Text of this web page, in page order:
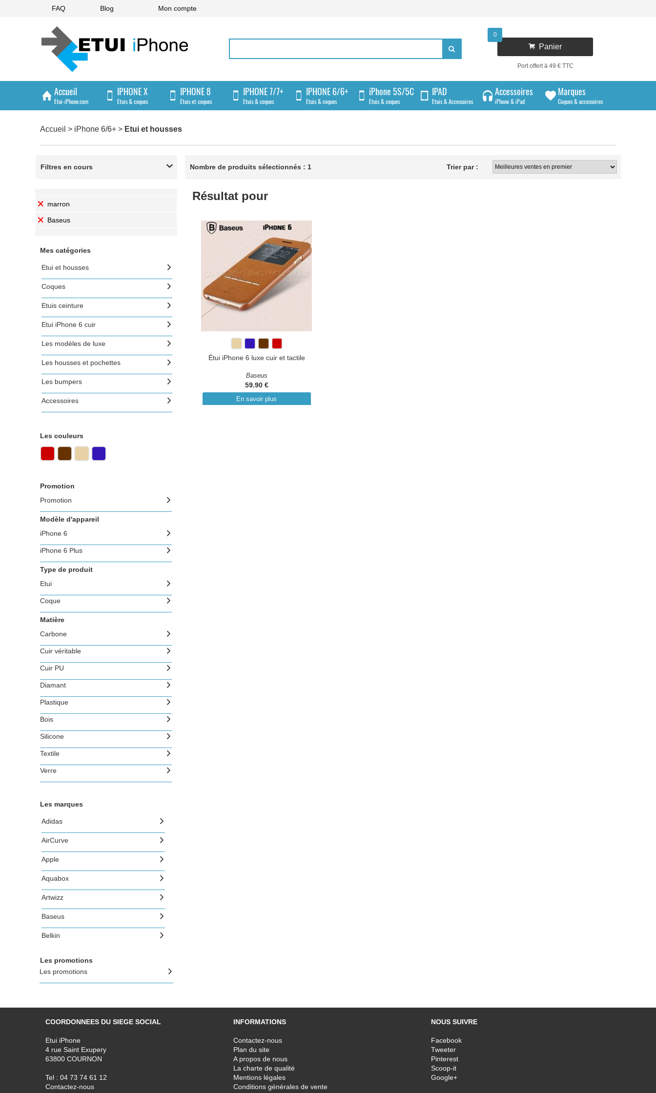
FAQ Blog Mon compte

0
Panier
Port offert à 49 € TTC
Accueil
Etui-iPhone.com
IPHONE X
Etuis & coques
IPHONE 8
Etuis et coques
IPHONE 7/7+
Etuis & coques
IPHONE 6/6+
Etuis & coques
iPhone 5S/5C
Etuis & coques
IPAD
Etuis & Accessoires
Accessoires
iPhone & iPad
Marques
Coques & accessoires
Etuis et coques
Accueil > iPhone 6/6+ > Etui et housses
Filtres en cours 
marron
Baseus
Mes catégories
Etui et housses
Coques
Etuis ceinture
Etui iPhone 6 cuir
Les modèles de luxe
Les housses et pochettes
Les bumpers
Accessoires
Les couleurs
Promotion
Promotion
Modèle d'appareil
iPhone 6
iPhone 6 Plus
Type de produit
Etui
Coque
Matière
Carbone
Cuir véritable
Cuir PU
Diamant
Plastique
Bois
Silicone
Textile
Verre
Les marques
Adidas
AirCurve
Apple
Aquabox
Artwizz
Baseus
Belkin
Blueway
Chantal Thomass
Coca Cola
Les promotions
Les promotions
Nombre de produits sélectionnés : 1 Trier par :
Résultat pour
Étui iPhone 6 luxe cuir et tactile
Baseus
59.90 €
En savoir plus
COORDONNEES DU SIEGE SOCIAL
Etui iPhone
4 rue Saint Exupery
63800 COURNON
Tel : 04 73 74 61 12
Contactez-nous
INFORMATIONS
Contactez-nous
Plan du site
A propos de nous
La charte de qualité
Mentions légales
Conditions générales de vente
NOUS SUIVRE
Facebook
Tweeter
Pinterest
Scoop-it
Google+